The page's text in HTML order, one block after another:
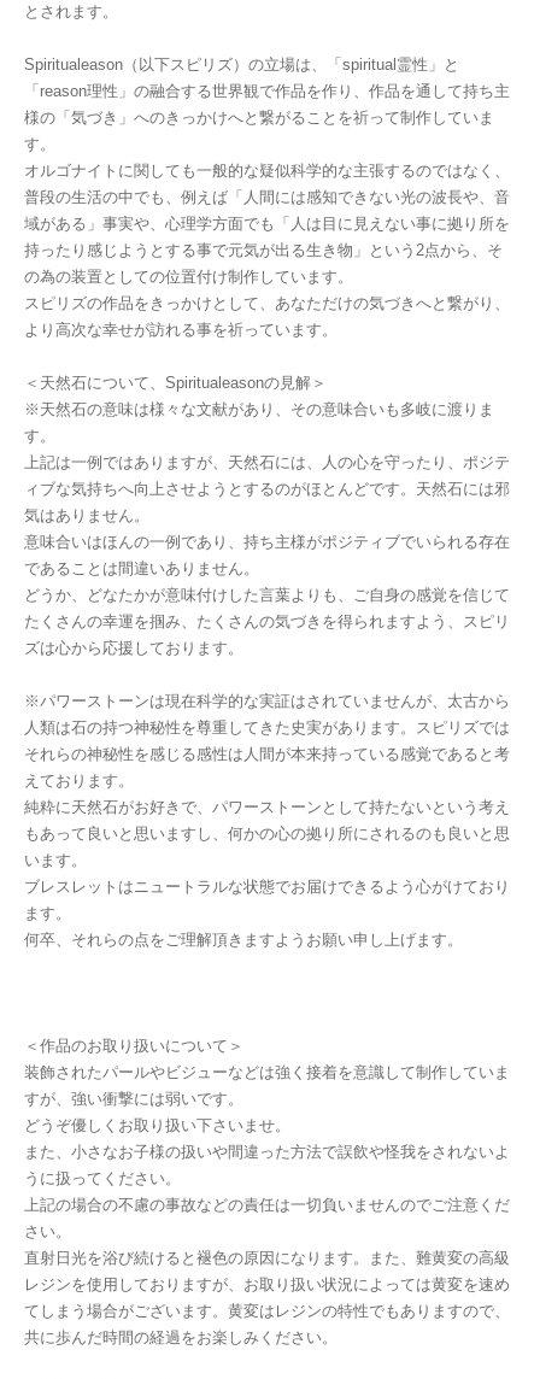
とされます。
Spiritualeason（以下スピリズ）の立場は、「spiritual霊性」と
「reason理性」の融合する世界観で作品を作り、作品を通して持ち主
様の「気づき」へのきっかけへと繋がることを祈って制作していま
す。
オルゴナイトに関しても一般的な疑似科学的な主張するのではなく、
普段の生活の中でも、例えば「人間には感知できない光の波長や、音
域がある」事実や、心理学方面でも「人は目に見えない事に拠り所を
持ったり感じようとする事で元気が出る生き物」という2点から、そ
の為の装置としての位置付け制作しています。
スピリズの作品をきっかけとして、あなただけの気づきへと繋がり、
より高次な幸せが訪れる事を祈っています。
＜天然石について、Spiritualeasonの見解＞
※天然石の意味は様々な文献があり、その意味合いも多岐に渡りま
す。
上記は一例ではありますが、天然石には、人の心を守ったり、ポジテ
ィブな気持ちへ向上させようとするのがほとんどです。天然石には邪
気はありません。
意味合いはほんの一例であり、持ち主様がポジティブでいられる存在
であることは間違いありません。
どうか、どなたかが意味付けした言葉よりも、ご自身の感覚を信じて
たくさんの幸運を掴み、たくさんの気づきを得られますよう、スピリ
ズは心から応援しております。
※パワーストーンは現在科学的な実証はされていませんが、太古から
人類は石の持つ神秘性を尊重してきた史実があります。スピリズでは
それらの神秘性を感じる感性は人間が本来持っている感覚であると考
えております。
純粋に天然石がお好きで、パワーストーンとして持たないという考え
もあって良いと思いますし、何かの心の拠り所にされるのも良いと思
います。
ブレスレットはニュートラルな状態でお届けできるよう心がけており
ます。
何卒、それらの点をご理解頂きますようお願い申し上げます。
＜作品のお取り扱いについて＞
装飾されたパールやビジューなどは強く接着を意識して制作していま
すが、強い衝撃には弱いです。
どうぞ優しくお取り扱い下さいませ。
また、小さなお子様の扱いや間違った方法で誤飲や怪我をされないよ
うに扱ってください。
上記の場合の不慮の事故などの責任は一切負いませんのでご注意くだ
さい。
直射日光を浴び続けると褪色の原因になります。また、難黄変の高級
レジンを使用しておりますが、お取り扱い状況によっては黄変を速め
てしまう場合がございます。黄変はレジンの特性でもありますので、
共に歩んだ時間の経過をお楽しみください。